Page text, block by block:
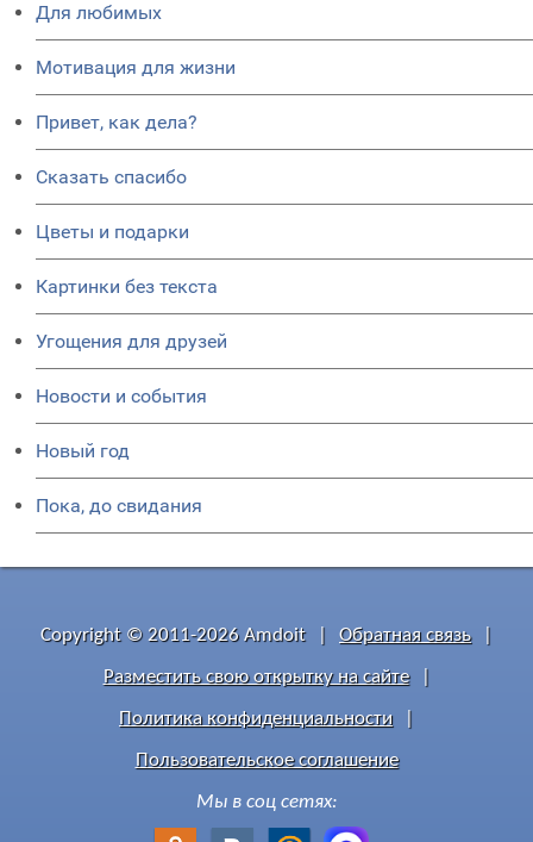
Для любимых
Мотивация для жизни
Привет, как дела?
Сказать спасибо
Цветы и подарки
Картинки без текста
Угощения для друзей
Новости и события
Новый год
Пока, до свидания
Copyright © 2011-2026 Amdoit Обратная связь
Разместить свою открытку на сайте
Политика конфиденциальности
Пользовательское соглашение
Мы в соц сетях: